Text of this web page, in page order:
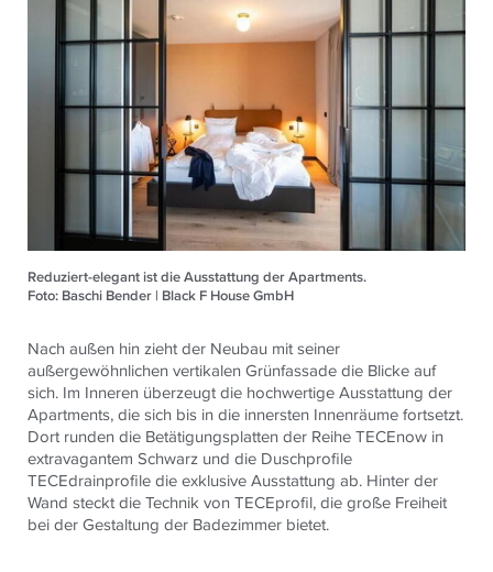
Reduziert-elegant ist die Ausstattung der Apartments.
Foto: Baschi Bender | Black F House GmbH
Nach außen hin zieht der Neubau mit seiner
außergewöhnlichen vertikalen Grünfassade die Blicke auf
sich. Im Inneren überzeugt die hochwertige Ausstattung der
Apartments, die sich bis in die innersten Innenräume fortsetzt.
Dort runden die Betätigungsplatten der Reihe TECEnow in
extravagantem Schwarz und die Duschprofile
TECEdrainprofile die exklusive Ausstattung ab. Hinter der
Wand steckt die Technik von TECEprofil, die große Freiheit
bei der Gestaltung der Badezimmer bietet.